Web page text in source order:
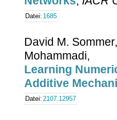
Datei: 1685
David M.
Mohammadi,
Learning
Additive
Datei: 2107.12957